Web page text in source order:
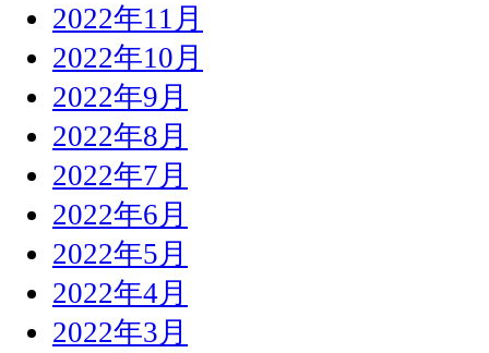
2022年11月
2022年10月
2022年9月
2022年8月
2022年7月
2022年6月
2022年5月
2022年4月
2022年3月